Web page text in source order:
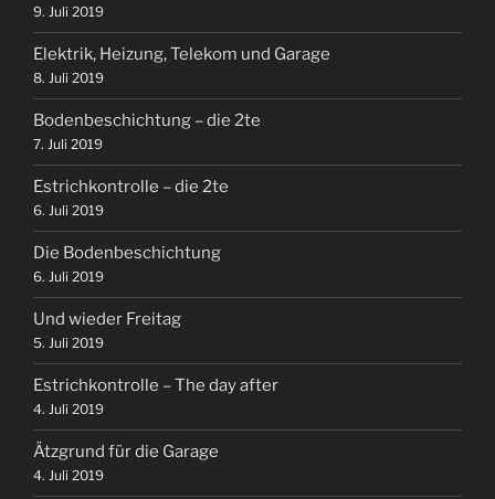
9. Juli 2019
Elektrik, Heizung, Telekom und Garage
8. Juli 2019
Bodenbeschichtung – die 2te
7. Juli 2019
Estrichkontrolle – die 2te
6. Juli 2019
Die Bodenbeschichtung
6. Juli 2019
Und wieder Freitag
5. Juli 2019
Estrichkontrolle – The day after
4. Juli 2019
Ätzgrund für die Garage
4. Juli 2019